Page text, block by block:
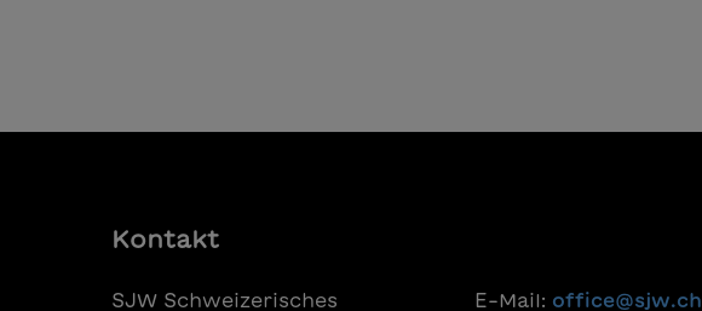
Kontakt
SJW Schweizerisches
E-Mail: office@sjw.ch